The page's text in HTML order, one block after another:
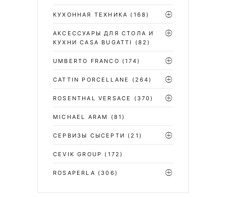
КУХОННАЯ ТЕХНИКА (168)
АКСЕССУАРЫ ДЛЯ СТОЛА И
КУХНИ CASA BUGATTI
(82)
UMBERTO FRANCO (174)
CATTIN PORCELLANE (264)
ROSENTHAL VERSACE (370)
MICHAEL ARAM (81)
СЕРВИЗЫ СЫСЕРТИ (21)
CEVIK GROUP (172)
ROSAPERLA (306)